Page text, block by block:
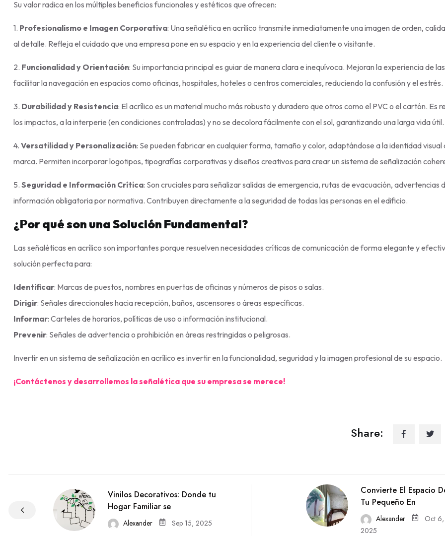
Su valor radica en los múltiples beneficios funcionales y estéticos que ofrecen:
1. Profesionalismo e Imagen Corporativa: Una señalética en acrílico transmite inmediatamente una imagen de orden,
al detalle. Refleja el cuidado que una empresa pone en su espacio y en la experiencia del cliente o visitante.
2. Funcionalidad y Orientación: Su importancia principal es guiar de manera clara e inequívoca. Mejoran la experiencia de
facilitar la navegación en espacios como oficinas, hospitales, hoteles o centros comerciales, reduciendo la confusión y el estrés.
3. Durabilidad y Resistencia: El acrílico es un material mucho más robusto y duradero que otros como el PVC o el cartón. Es
los impactos, a la interperie (en condiciones controladas) y no se decolora fácilmente con el sol, garantizando una larga vida útil.
4. Versatilidad y Personalización: Se pueden fabricar en cualquier forma, tamaño y color, adaptándose a la identidad visual
marca. Permiten incorporar logotipos, tipografías corporativas y diseños creativos para crear un sistema de señalización
5. Seguridad e Información Crítica: Son cruciales para señalizar salidas de emergencia, rutas de evacuación, advertencias
información obligatoria por normativa. Contribuyen directamente a la seguridad de todas las personas en el edificio.
¿Por qué son una Solución Fundamental?
Las señaléticas en acrílico son importantes porque resuelven necesidades críticas de comunicación de forma elegante y
solución perfecta para:
Identificar: Marcas de puestos, nombres en puertas de oficinas y números de pisos o salas.
Dirigir: Señales direccionales hacia recepción, baños, ascensores o áreas específicas.
Informar: Carteles de horarios, políticas de uso o información institucional.
Prevenir: Señales de advertencia o prohibición en áreas restringidas o peligrosas.
Invertir en un sistema de señalización en acrílico es invertir en la funcionalidad, seguridad y la imagen profesional de su espacio.
¡Contáctenos y desarrollemos la señalética que su empresa se merece!
Share:
Vinilos Decorativos: Donde tu
Hogar Familiar se
Alexander Sep 15, 2025
Convierte El Espacio
Tu Pequeño En
Alexander
Oct 6,
2025